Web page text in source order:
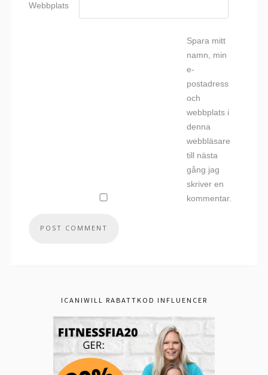
Webbplats
Spara mitt
namn, min
e-
postadress
och
webbplats i
denna
webbläsare
till nästa
gång jag
skriver en
kommentar.
ICANIWILL RABATTKOD INFLUENCER